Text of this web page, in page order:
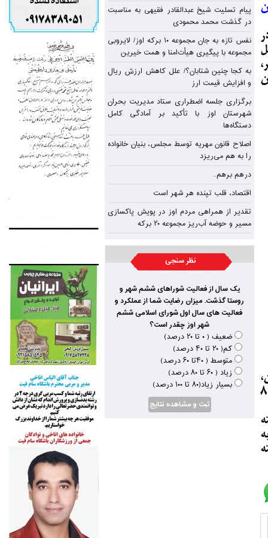
نشستی با حضور جمعی از فعالان اجتماعی شهر ساعت ۱۹ چهارشنبه ۸
پیام تسلیت شیخ عبدالقادر فقیهی به مناسبت
در گذشت محمد محمودی
نفس تازه به جان مجموعه ۱۰ برکه اوز/ لایروبی
مجموعه با پیگیری هیأت‌امنا و همت خیرین
به کجا چنین شتابان؟/ علل کاهش ارزش ریال
و افزایش قیمت ارز
برگزاری جلسه اضطراری ستاد مدیریت بحران
شهرستان اوز با تأکید بر آمادگی کامل
دستگاه‌ها
اصلاح قانون مهریه توسط مجلس، بنیان خانواده
را به هم می‌ریزد
درهم برهم..
اقتصاد، قلب تپنده‌ هر شهر است
تقدیر از همراهی مردم اوز در پویش پاکسازی
مسیر و حوضه آب‌ریز مجموعه ۲۰ برکه
نظر سنجی
یک سال از فعالیت شوراهای ششم شهر و
روستا گذشت. میزان رضایت شما از عملکرد و
فعالیت های سال اول شورای اسلامی ششم
شهر اوز چقدر است؟
ضعیف ( ۰ تا ۲۰ درصد)
کم( ۲۰ تا ۴۰ درصد)
متوسط ( ۴۰تا ۶۰ درصد)
زیاد ( ۶۰ تا ۸۰ درصد)
بسیار زیاد(۸۰ تا ۱۰۰ درصد)